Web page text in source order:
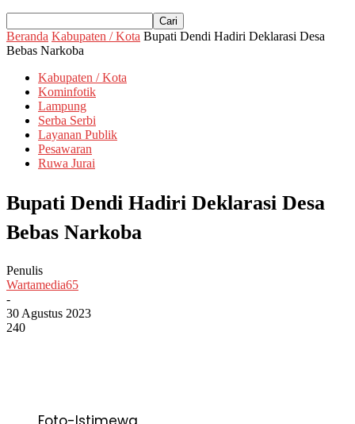
Beranda Kabupaten / Kota Bupati Dendi Hadiri Deklarasi Desa
Bebas Narkoba
Kabupaten / Kota
Kominfotik
Lampung
Serba Serbi
Layanan Publik
Pesawaran
Ruwa Jurai
Bupati Dendi Hadiri Deklarasi Desa
Bebas Narkoba
Penulis
Wartamedia65
-
30 Agustus 2023
240